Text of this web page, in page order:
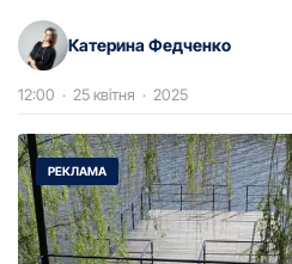
Катерина Федченко
12:00 · 25 квітня · 2025